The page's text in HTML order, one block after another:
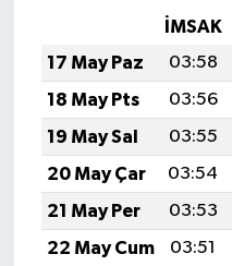
İMSAK
17 May Paz
03:58
18 May Pts
03:56
19 May Sal
03:55
20 May Çar
03:54
21 May Per
03:53
22 May Cum
03:51